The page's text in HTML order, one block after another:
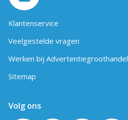
Klantenservice
Veelgestelde vragen
Werken bij Advertentiegroothandel
Sitemap
Volg ons